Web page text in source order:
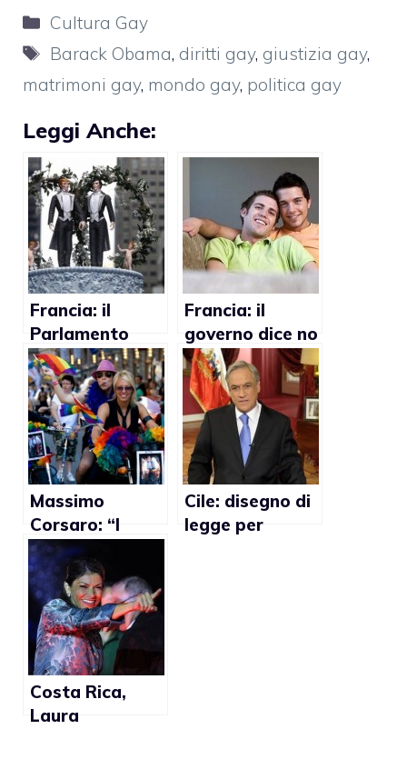
Categorie
Cultura Gay
Tag
Barack Obama, diritti gay, giustizia gay,
matrimoni gay, mondo gay, politica gay
Leggi Anche:
Francia: il
Parlamento
nega i
matrimoni gay
Francia: il
governo dice no
al matrimonio
gay
Massimo
Corsaro: “I
matrimoni gay
hanno causato
la crisi
economica in
Spagna”
Cile: disegno di
legge per
Costa Rica,
Laura